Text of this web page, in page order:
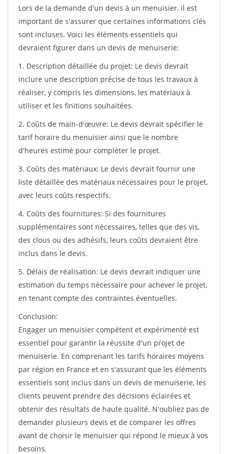
Lors de la demande d'un devis à un menuisier, il est
important de s'assurer que certaines informations clés
sont incluses. Voici les éléments essentiels qui
devraient figurer dans un devis de menuiserie:
1. Description détaillée du projet: Le devis devrait
inclure une description précise de tous les travaux à
réaliser, y compris les dimensions, les matériaux à
utiliser et les finitions souhaitées.
2. Coûts de main-d'œuvre: Le devis devrait spécifier le
tarif horaire du menuisier ainsi que le nombre
d'heures estimé pour compléter le projet.
3. Coûts des matériaux: Le devis devrait fournir une
liste détaillée des matériaux nécessaires pour le projet,
avec leurs coûts respectifs.
4. Coûts des fournitures: Si des fournitures
supplémentaires sont nécessaires, telles que des vis,
des clous ou des adhésifs, leurs coûts devraient être
inclus dans le devis.
5. Délais de réalisation: Le devis devrait indiquer une
estimation du temps nécessaire pour achever le projet,
en tenant compte des contraintes éventuelles.
Conclusion:
Engager un menuisier compétent et expérimenté est
essentiel pour garantir la réussite d'un projet de
menuiserie. En comprenant les tarifs horaires moyens
par région en France et en s'assurant que les éléments
essentiels sont inclus dans un devis de menuiserie, les
clients peuvent prendre des décisions éclairées et
obtenir des résultats de haute qualité. N'oubliez pas de
demander plusieurs devis et de comparer les offres
avant de choisir le menuisier qui répond le mieux à vos
besoins.